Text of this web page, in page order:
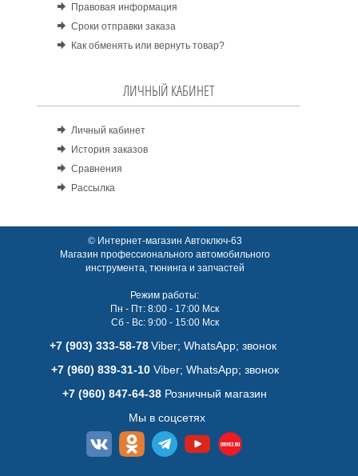
Правовая информация
Сроки отправки заказа
Как обменять или вернуть товар?
ЛИЧНЫЙ КАБИНЕТ
Личный кабинет
История заказов
Сравнения
Рассылка
© Интернет-магазин Автоключ-63
Магазин профессионального автомобильного
инструмента, тюнинга и запчастей
Режим работы:
Пн - Пт: 8:00 - 17:00 Мск
Сб - Вс: 9:00 - 15:00 Мск
+7 (903) 333-58-78 Viber; WhatsАpp; звонок
+7 (960) 839-31-10Viber; WhatsАpp; звонок
+7 (960) 847-64-38 Розничный магазин
Мы в соцсетях